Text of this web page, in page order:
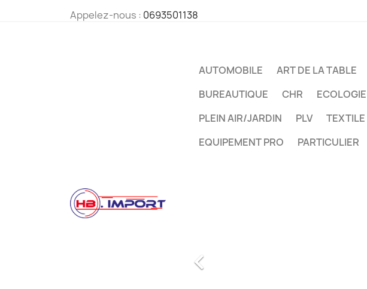
Appelez-nous : 0693501138
AUTOMOBILE ART DE LA TABLE
BUREAUTIQUE
CHR ECOLOGIE
PLEIN AIR/JARDIN
PLV TEXTILE
EQUIPEMENT PRO
PARTICULIER
